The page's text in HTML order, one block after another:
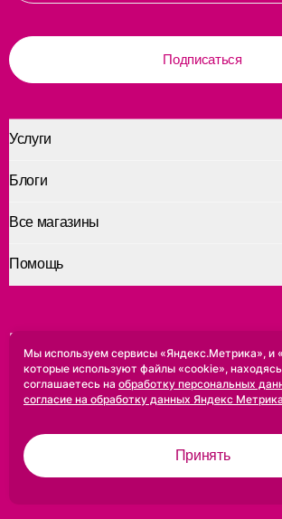
Подписаться
Услуги
Помощь
Блоги
Все магазины
Приложение для печати
Доступно в
Google Play App
Мы используем сервисы «Яндекс.Метрика», и
которые используют файлы «cookie»,
соглашаетесь на обработку персональных
согласие на обработку данных Яндекс Метрика
Принять